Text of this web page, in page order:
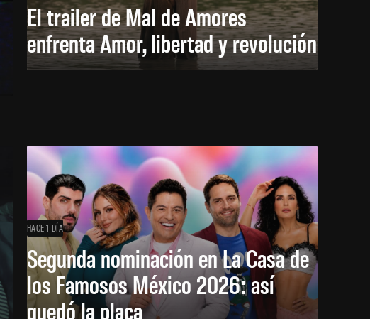
El trailer de Mal de Amores
enfrenta Amor, libertad y revolución
HACE 1 DÍA
Segunda nominación en La Casa de
los Famosos México 2026: así
quedó la placa